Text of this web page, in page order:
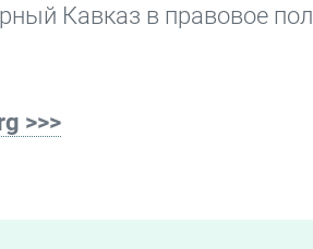
Кавказ в правовое
>>>